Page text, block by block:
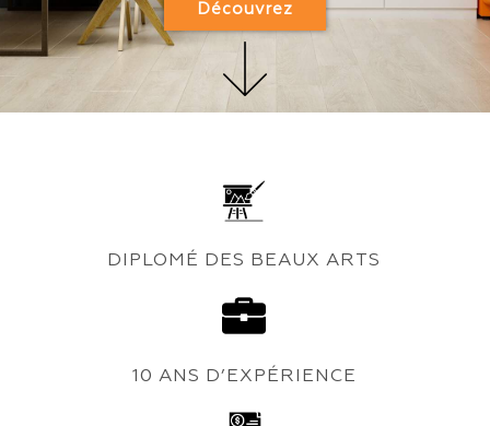
Découvrez
DIPLOMÉ DES BEAUX ARTS
10 ANS D’EXPÉRIENCE